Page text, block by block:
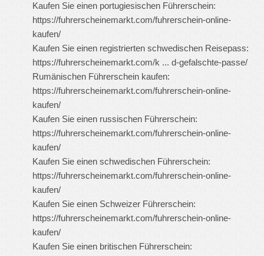
Kaufen Sie einen portugiesischen Führerschein:
https://fuhrerscheinemarkt.com/fuhrerschein-online-
kaufen/
Kaufen Sie einen registrierten schwedischen Reisepass:
https://fuhrerscheinemarkt.com/k ... d-gefalschte-passe/
Rumänischen Führerschein kaufen:
https://fuhrerscheinemarkt.com/fuhrerschein-online-
kaufen/
Kaufen Sie einen russischen Führerschein:
https://fuhrerscheinemarkt.com/fuhrerschein-online-
kaufen/
Kaufen Sie einen schwedischen Führerschein:
https://fuhrerscheinemarkt.com/fuhrerschein-online-
kaufen/
Kaufen Sie einen Schweizer Führerschein:
https://fuhrerscheinemarkt.com/fuhrerschein-online-
kaufen/
Kaufen Sie einen britischen Führerschein: